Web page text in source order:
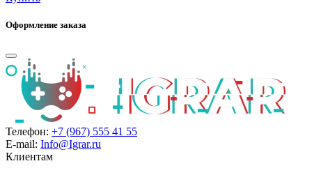
Оформление заказа
Телефон: +7 (967) 555 41 55
E-mail: Info@Igrar.ru
Клиентам